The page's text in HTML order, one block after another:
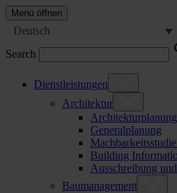
Menü öffnen
Deutsch
Search
Dienstleistungen
Architektur
Architekturplanung
Generalplanung
Building
Ausschreibung
Baumanagement